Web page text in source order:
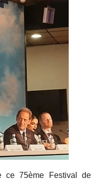
ce 75ème Festival de